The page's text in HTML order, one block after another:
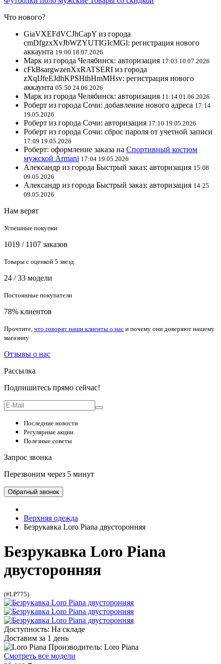
Что нового?
GiaVXEFdVCJhCapY из города
cmDfgzxXvJbWZYUTIGIcMGl: регистрация нового
аккаунта 19:00 18.07.2026
Марк из города Челябинск: авторизация 17:03 10.07.2026
cFkBsargwzenXxRATSERI из города
zXqIJfeEJdhKPSHthHmMHsv: регистрация нового
аккаунта 05:50 24.06.2026
Марк из города Челябинск: авторизация 11:14 01.06.2026
Роберт из города Сочи: добавление нового адреса 17:14
19.05.2026
Роберт из города Сочи: авторизация 17:10 19.05.2026
Роберт из города Сочи: сброс пароля от учетной записи
17:09 19.05.2026
Роберт: оформление заказа на Спортивный костюм
мужской Armani 17:04 19.05.2026
Александр из города Быстрый заказ: авторизация 15:08
09.05.2026
Александр из города Быстрый заказ: авторизация 14:25
09.05.2026
Нам верят
Успешные покупки
1019 / 1107 заказов
Товары с оценкой 5 звезд
24 / 33 модели
Постоянные покупатели
78% клиентов
Прочтите, что говорят наши клиенты о нас и почему они доверяют нашему
магазину
Отзывы о нас
Рассылка
Подпишитесь прямо сейчас!
Последние новости
Регулярные акции
Полезные советы
Запрос звонка
Перезвоним через 5 минут
Обратный звонок
Верхняя одежда
Безрукавка Loro Piana двусторонняя
Безрукавка Loro Piana
двусторонняя
(#LP775)
Доступность: На складе
Доставим за 1 день
Производитель: Loro Piana
Смотреть все модели